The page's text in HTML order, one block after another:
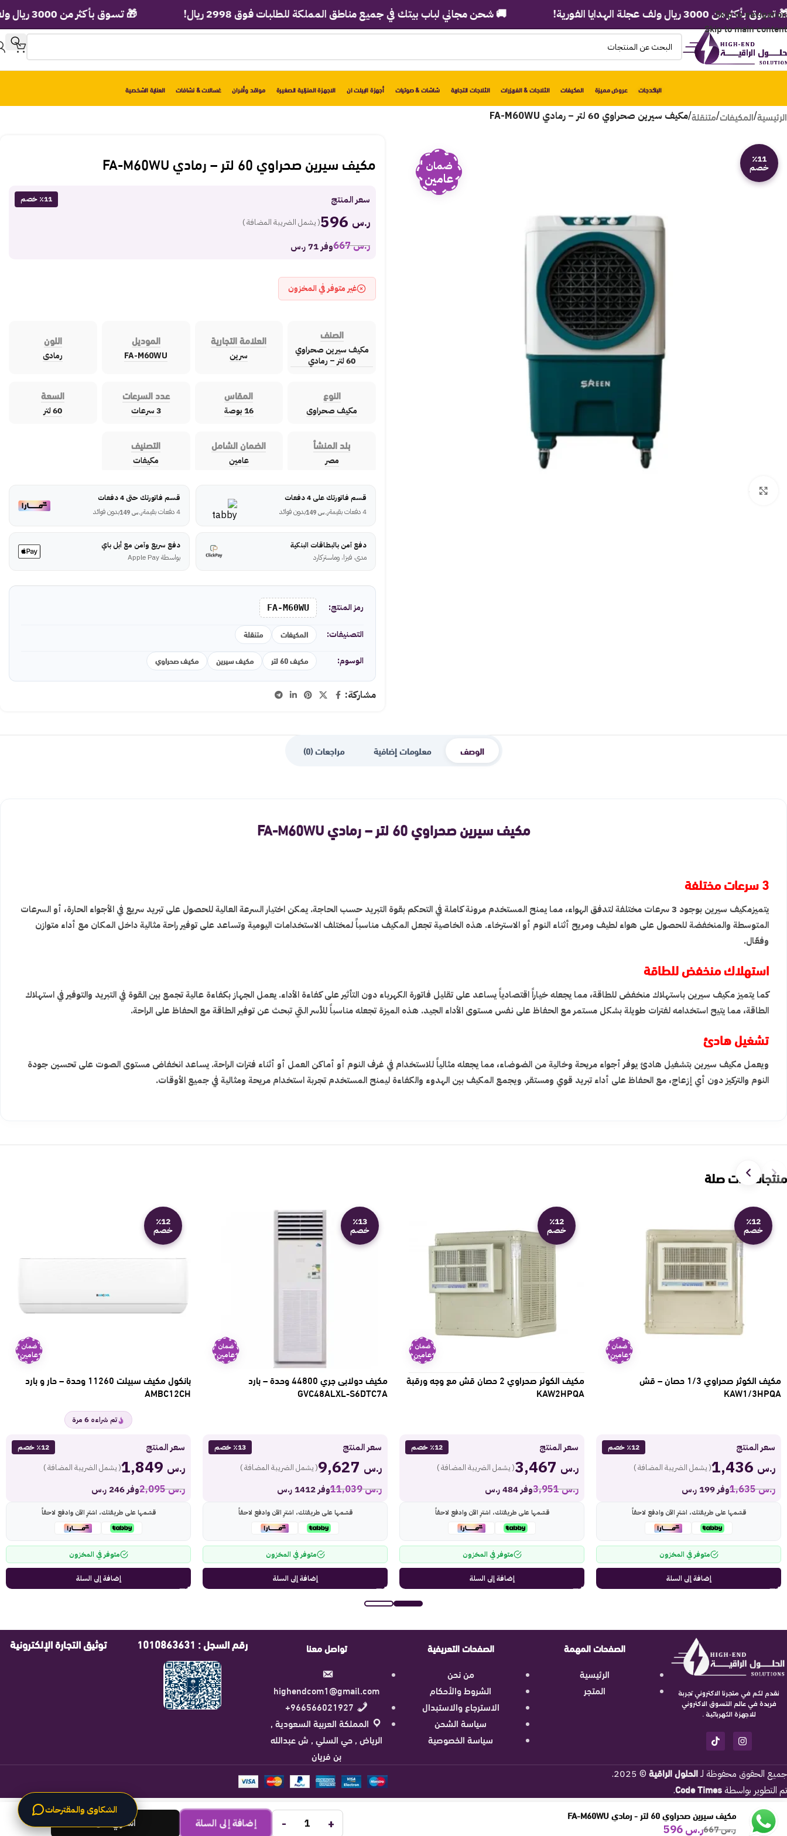
Skip to navigation
Skip to main content
الباكدجات عروض مميزة المكيفات الثلاجات & الفريزرات الثلاجات التجارية شاشات & صوتيات أجهزة البيلت ان الاجهزة المنزلية الصغيرة مواقد وأفران غسالات & نشافات العناية الشخصية
الرئيسية/المكيفات/متنقلة/مكيف سيرين صحراوي 60 لتر – رمادي FA-M60WU
٪11
خصم ضمان
عامين
مكيف سيرين صحراوي 60 لتر – رمادي FA-M60WU
سعر المنتج ٪11 خصم
ر.س ( يشمل الضريبة المضافة )
ر.س667 وفر 71 ر.س
غير متوفر في المخزون
الصنف
مكيف سيرين صحراوي
60 لتر – رمادي
العلامة التجارية
سرين
الموديل
FA-M60WU
اللون
رمادى
النوع
مكيف صحراوى
المقاس
16 بوصة
عدد السرعات
3 سرعات
السعة
60 لتر
بلد المنشأ
مصر
الضمان الشامل
عامين
التصنيف
مكيفات
قسم فاتورتك على 4 دفعات
4 دفعات بقيمة
ر.س بدون فوائد
قسم فاتورتك حتى 4 دفعات
4 دفعات بقيمة
ر.س 149 بدون فوائد
دفع آمن بالبطاقات البنكية
مدى، فيزا، وماستركارد
دفع سريع وآمن مع أبل باي
بواسطة Apple Pay
رمز المنتج: FA-M60WU
التصنيفات: المكيفات متنقلة
الوسوم: مكيف 60 لتر مكيف سيرين مكيف صحراوي
مشاركة:
الوصف معلومات إضافية مراجعات (0)
مكيف سيرين صحراوي 60 لتر – رمادي FA-M60WU
3 سرعات مختلفة
يتميزمكيف سيرين بوجود 3 سرعات مختلفة لتدفق الهواء، مما يمنح المستخدم مرونة كاملة في التحكم بقوة التبريد حسب الحاجة. يمكن اختيار السرعة العالية للحصول على تبريد سريع في الأجواء الحارة، أو السرعات
المتوسطة والمنخفضة للحصول على هواء لطيف ومريح أثناء النوم أو الاسترخاء. هذه الخاصية تجعل المكيف مناسباً لمختلف الاستخدامات اليومية وتساعد على توفير راحة مثالية داخل المكان مع أداء متوازن
وفعّال.
استهلاك منخفض للطاقة
كما يتميز مكيف سيرين باستهلاك منخفض للطاقة، مما يجعله خياراً اقتصادياً يساعد على تقليل فاتورة الكهرباء دون التأثير على كفاءة الأداء. يعمل الجهاز بكفاءة عالية تجمع بين القوة في التبريد والتوفير في استهلاك
الطاقة، مما يتيح استخدامه لفترات طويلة بشكل مستمر مع الحفاظ على نفس مستوى الأداء الجيد. هذه الميزة تجعله مناسباً للأسر التي تبحث عن توفير الطاقة مع الحفاظ على الراحة.
تشغيل هادئ
ويعمل مكيف سيرين بتشغيل هادئ يوفر أجواء مريحة وخالية من الضوضاء، مما يجعله مثالياً للاستخدام في غرف النوم أو أماكن العمل أو أثناء فترات الراحة. يساعد انخفاض مستوى الصوت على تحسين جودة
النوم والتركيز دون أي إزعاج، مع الحفاظ على أداء تبريد قوي ومستقر. ويجمع المكيف بين الهدوء والكفاءة ليمنح المستخدم تجربة استخدام مريحة ومثالية في جميع الأوقات.
منتجات ذات صلة
٪12
خصم
ضمان
عامين
مكيف الكوثر صحراوي 1/3 حصان – قش
KAW1/3HPQA
سعر المنتج ٪12 خصم
ر.س ( يشمل الضريبة المضافة )
ر.س1,635 وفر 199 ر.س
قسّمها على طريقتك، اشترِ الآن وادفع لاحقاً
متوفر في المخزون
إضافة إلى السلة
٪12
خصم
ضمان
عامين
مكيف الكوثر صحراوي 2 حصان قش مع وجه ورقبة
KAW2HPQA
سعر المنتج ٪12 خصم
ر.س ( يشمل الضريبة المضافة )
ر.س3,951 وفر 484 ر.س
قسّمها على طريقتك، اشترِ الآن وادفع لاحقاً
متوفر في المخزون
إضافة إلى السلة
٪13
خصم
ضمان
عامين
مكيف دولابى جري 44800 وحدة – بارد
GVC48ALXL-S6DTC7A
سعر المنتج ٪13 خصم
ر.س ( يشمل الضريبة المضافة )
ر.س11,039 وفر 1412 ر.س
قسّمها على طريقتك، اشترِ الآن وادفع لاحقاً
متوفر في المخزون
إضافة إلى السلة
٪12
خصم
ضمان
عامين
بانكول مكيف سبيلت 11260 وحدة – حار و بارد
AMBC12CH
تم شراءه 6 مرة
سعر المنتج ٪12 خصم
ر.س ( يشمل الضريبة المضافة )
ر.س2,095 وفر 246 ر.س
قسّمها على طريقتك، اشترِ الآن وادفع لاحقاً
متوفر في المخزون
إضافة إلى السلة
نقدم لكم في متجرنا الاكتروني تجربة
فريدة في عالم التسوق الاكتروني
للاجهزة الكهربائية .
الصفحات المهمة
الرئيسية
المتجر
الصفحات التعريفية
من نحن
الشروط والأحكام
الاسترجاع والاستبدال
سياسة الشحن
سياسة الخصوصية
تواصل معنا
highendcom1@gmail.com
966566021927+
المملكة العربية السعودية ,
الرياض , حي السلي , ش عبدالله
بن فريان
رقم السجل : 1010863631 توثيق التجارة الإلكترونية
جميع الحقوق محفوظة لـالحلول الراقية © 2025.
تم التطوير بواسطة Code Times
.
مكيف سيرين صحراوي 60 لتر - رمادي FA-M60WU
ر.س667 ر.س +
- إضافة إلى السلة اشتري الان
🎁 تسوق بأكثر من 3000 ريال ولف عجلة الهدايا الفورية! ريال ولف عجلة الهدايا الفورية! 🚚 شحن مجاني لباب بيتك في جميع مناطق المملكة للطلبات فوق 2998 ريال!
الشكاوى والمقترحات